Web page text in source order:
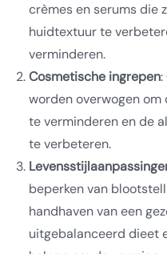
crèmes en serums die
huidtextuur te
verminderen.
Cosmetische ingrepen:
worden overwogen
te verminderen en de
te verbeteren.
beperken van
handhaven van een
uitgebalanceerd dieet